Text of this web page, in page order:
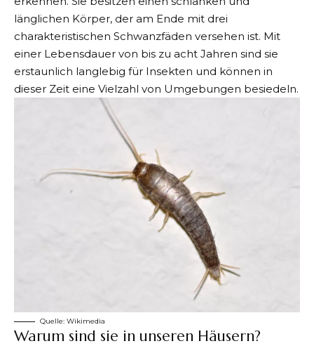
länglichen Körper, der am Ende mit drei
charakteristischen Schwanzfäden versehen ist. Mit
einer Lebensdauer von bis zu acht Jahren sind sie
erstaunlich langlebig für Insekten und können in
dieser Zeit eine Vielzahl von Umgebungen besiedeln.
Quelle: Wikimedia
Warum sind sie in unseren Häusern?